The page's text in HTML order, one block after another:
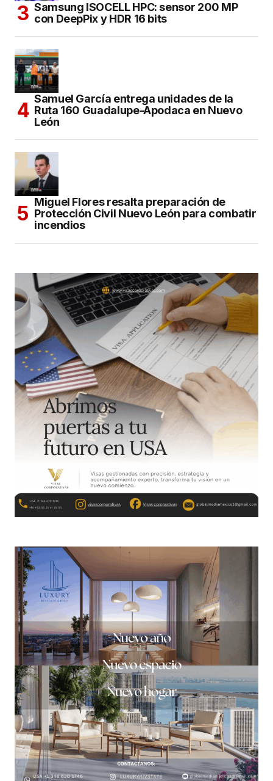
Samsung ISOCELL HPC: sensor 200 MP
con DeepPix y HDR 16 bits
Samuel García entrega unidades de la
Ruta 160 Guadalupe-Apodaca en Nuevo
León
Miguel Flores resalta preparación de
Protección Civil Nuevo León para combatir
incendios